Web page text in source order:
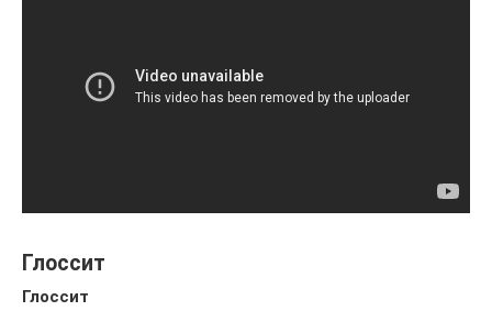
Глоссит
Глоссит